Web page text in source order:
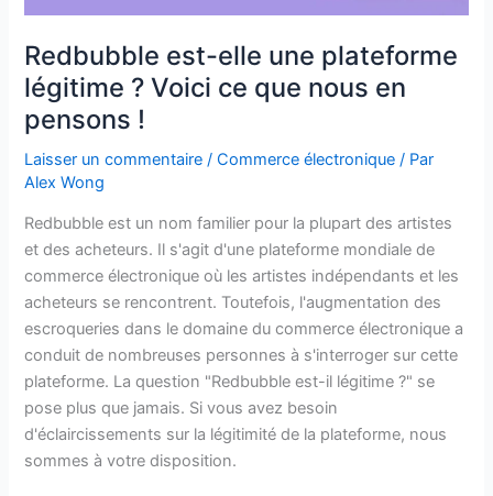
Redbubble est-elle une plateforme
légitime ? Voici ce que nous en
pensons !
Laisser un commentaire /Commerce électronique / Par
Alex Wong
Redbubble est un nom familier pour la plupart des artistes
et des acheteurs. Il s'agit d'une plateforme mondiale de
commerce électronique où les artistes indépendants et les
acheteurs se rencontrent. Toutefois, l'augmentation des
escroqueries dans le domaine du commerce électronique a
conduit de nombreuses personnes à s'interroger sur cette
plateforme. La question "Redbubble est-il légitime ?" se
pose plus que jamais. Si vous avez besoin
d'éclaircissements sur la légitimité de la plateforme, nous
sommes à votre disposition.
pensons